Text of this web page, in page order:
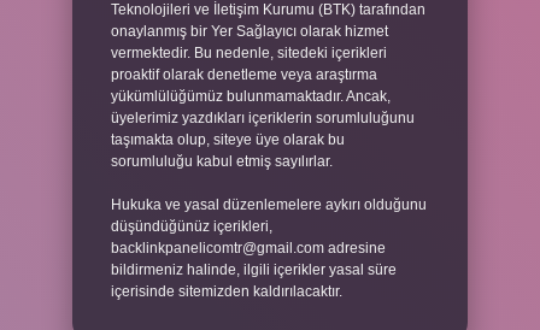
Teknolojileri ve İletişim Kurumu (BTK) tarafından
onaylanmış bir Yer Sağlayıcı olarak hizmet
vermektedir. Bu nedenle, sitedeki içerikleri
proaktif olarak denetleme veya araştırma
yükümlülüğümüz bulunmamaktadır. Ancak,
üyelerimiz yazdıkları içeriklerin sorumluluğunu
taşımakta olup, siteye üye olarak bu
sorumluluğu kabul etmiş sayılırlar.
Hukuka ve yasal düzenlemelere aykırı olduğunu
düşündüğünüz içerikleri,
backlinkpanelicomtr@gmail.com adresine
bildirmeniz halinde, ilgili içerikler yasal süre
içerisinde sitemizden kaldırılacaktır.